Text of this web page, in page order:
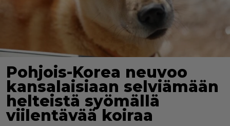
Pohjois-Korea neuvoo
kansalaisiaan selviämään
helteistä syömällä
viilentävää koiraa